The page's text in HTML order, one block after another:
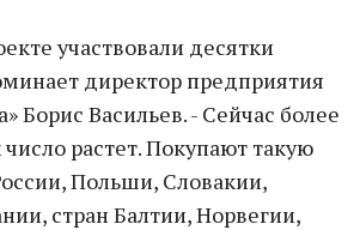
участвовали десятки
директор предприятия
Борис Васильев. - Сейчас более
число растет. Покупают такую
Польши, Словакии,
стран Балтии, Норвегии,